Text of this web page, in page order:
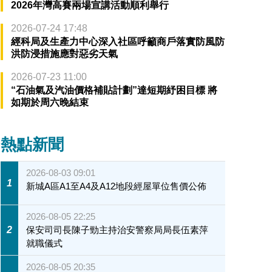
2026年灣高賽兩場宣講活動順利舉行
2026-07-24 17:48
經科局及生產力中心深入社區呼籲商戶落實防風防
洪防浸措施應對惡劣天氣
2026-07-23 11:00
“石油氣及汽油價格補貼計劃”達短期紓困目標 將
如期於周六晚結束
熱點新聞
1
2026-08-03 09:01
新城A區A1至A4及A12地段經屋單位售價公佈
2
2026-08-05 22:25
保安司司長陳子勁主持治安警察局局長伍素萍
就職儀式
2026-08-05 20:35